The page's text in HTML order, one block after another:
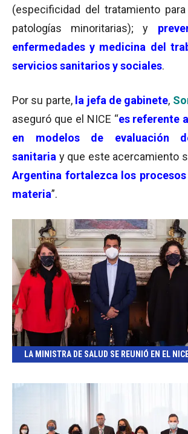
(especificidad del tratamiento
patologías minoritarias); y
enfermedades y medicina del
servicios sanitarios y sociales.
Por su parte, la jefa de gabinete,
aseguró que el NICE “es referente
en modelos de evaluación
sanitaria y que este acercamiento
Argentina fortalezca los
materia”.
LA MINISTRA DE SALUD SE REUNIÓ EN EL